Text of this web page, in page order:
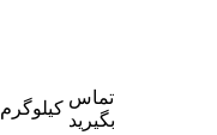
کیلوگرم
تماس
بگیرید